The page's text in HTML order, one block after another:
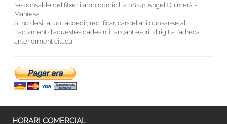
responsable del fitxer i amb domicili a 08241 Àngel Guimerà -
Manresa
Si ho desitja, pot accedir, rectificar, cancel·lar i oposar-se al
tractament d'aquestes dades mitjançant escrit dirigit a l'adreça
anteriorment citada.
HORARI COMERCIAL